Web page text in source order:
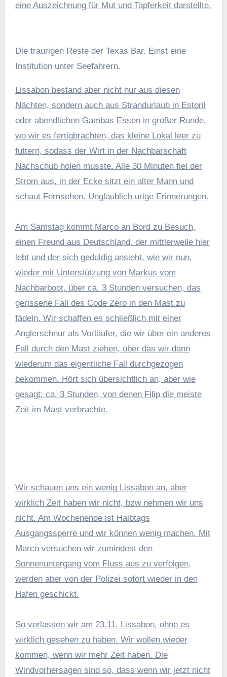
eine Auszeichnung für Mut und Tapferkeit darstellte.
Die traurigen Reste der Texas Bar. Einst eine
Institution unter Seefahrern.
Lissabon bestand aber nicht nur aus diesen
Nächten, sondern auch aus Strandurlaub in Estoril
oder abendlichen Gambas Essen in großer Runde,
wo wir es fertigbrachten, das kleine Lokal leer zu
futtern, sodass der Wirt in der Nachbarschaft
Nachschub holen musste. Alle 30 Minuten fiel der
Strom aus, in der Ecke sitzt ein alter Mann und
schaut Fernsehen. Unglaublich urige Erinnerungen.
Am Samstag kommt Marco an Bord zu Besuch,
einen Freund aus Deutschland, der mittlerweile hier
lebt und der sich geduldig ansieht, wie wir nun,
wieder mit Unterstützung von Markus vom
Nachbarboot, über ca. 3 Stunden versuchen, das
gerissene Fall des Code Zero in den Mast zu
fädeln. Wir schaffen es schließlich mit einer
Anglerschnur als Vorläufer, die wir über ein anderes
Fall durch den Mast ziehen, über das wir dann
wiederum das eigentliche Fall durchgezogen
bekommen. Hört sich übersichtlich an, aber wie
gesagt: ca. 3 Stunden, von denen Filip die meiste
Zeit im Mast verbrachte.
Wir schauen uns ein wenig Lissabon an, aber
wirklich Zeit haben wir nicht, bzw nehmen wir uns
nicht. Am Wochenende ist Halbtags
Ausgangssperre und wir können wenig machen. Mit
Marco versuchen wir zumindest den
Sonnenuntergang vom Fluss aus zu verfolgen,
werden aber von der Polizei sofort wieder in den
Hafen geschickt.
So verlassen wir am 23.11. Lissabon, ohne es
wirklich gesehen zu haben. Wir wollen wieder
kommen, wenn wir mehr Zeit haben. Die
Windvorhersagen sind so, dass wenn wir jetzt nicht